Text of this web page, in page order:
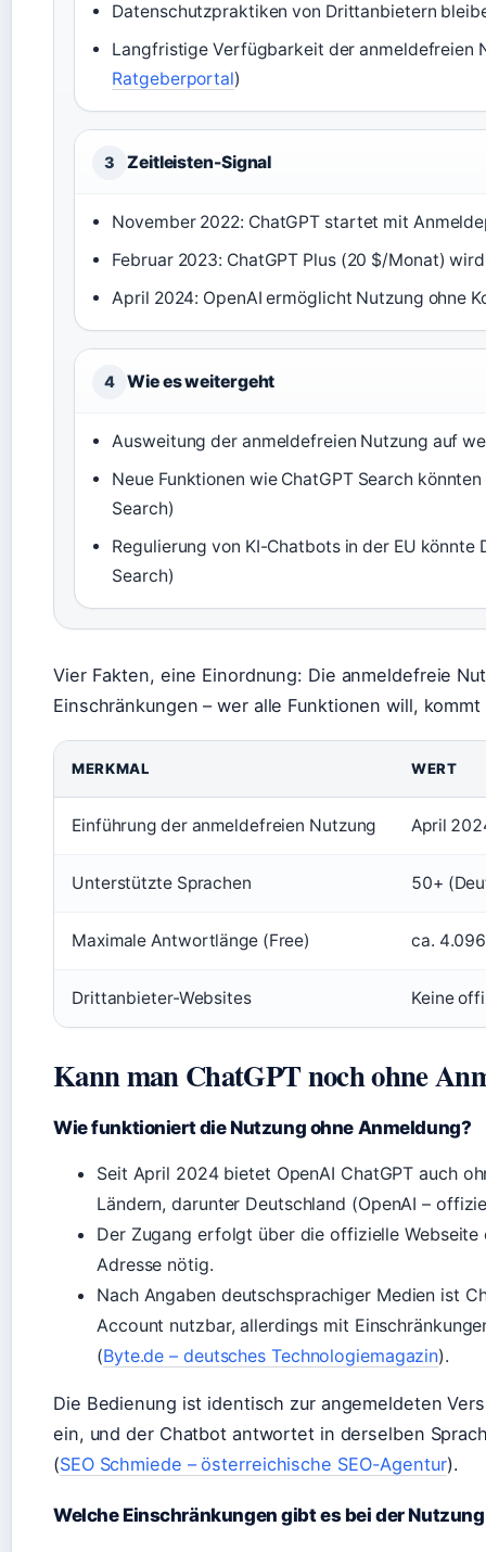
Datenschutzpraktiken von Drittanbietern
Langfristige Verfügbarkeit der anmeldefreien
Ratgeberportal)
3 Zeitleisten-Signal
November 2022: ChatGPT startet mit
Februar 2023: ChatGPT Plus (20 $/Monat)
April 2024: OpenAI ermöglicht Nutzung ohne
4 Wie es weitergeht
Ausweitung der anmeldefreien Nutzung auf
Neue Funktionen wie ChatGPT Search
Search)
Regulierung von KI-Chatbots in der EU
Search)
Vier Fakten, eine Einordnung: Die anmeldefreie
Einschränkungen – wer alle Funktionen will,
MERKMAL WERT
Einführung der anmeldefreien Nutzung April
Unterstützte Sprachen 50+
Maximale Antwortlänge (Free) ca.
Drittanbieter-Websites Keine
Kann man ChatGPT noch ohne
Wie funktioniert die Nutzung ohne Anmeldung?
Seit April 2024 bietet OpenAI ChatGPT auch
Ländern, darunter Deutschland (OpenAI –
Der Zugang erfolgt über die offizielle
Adresse nötig.
Nach Angaben deutschsprachiger Medien ist
Account nutzbar, allerdings mit
(Byte.de – deutsches Technologiemagazin).
Die Bedienung ist identisch zur angemeldeten
ein, und der Chatbot antwortet in derselben
(SEO Schmiede – österreichische SEO-Agentur).
Welche Einschränkungen gibt es bei der